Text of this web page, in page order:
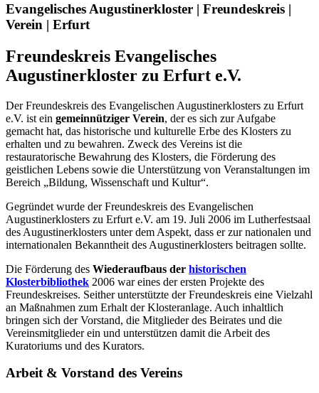
Evangelisches Augustinerkloster | Freundeskreis |
Verein | Erfurt
Freundeskreis Evangelisches
Augustinerkloster zu Erfurt e.V.
Der Freundeskreis des Evangelischen Augustinerklosters zu Erfurt
e.V. ist ein gemeinnütziger Verein, der es sich zur Aufgabe
gemacht hat, das historische und kulturelle Erbe des Klosters zu
erhalten und zu bewahren. Zweck des Vereins ist die
restauratorische Bewahrung des Klosters, die Förderung des
geistlichen Lebens sowie die Unterstützung von Veranstaltungen im
Bereich „Bildung, Wissenschaft und Kultur“.
Gegründet wurde der Freundeskreis des Evangelischen
Augustinerklosters zu Erfurt e.V. am 19. Juli 2006 im Lutherfestsaal
des Augustinerklosters unter dem Aspekt, dass er zur nationalen und
internationalen Bekanntheit des Augustinerklosters beitragen sollte.
Die Förderung des Wiederaufbaus der historischen
Klosterbibliothek 2006 war eines der ersten Projekte des
Freundeskreises. Seither unterstützte der Freundeskreis eine Vielzahl
an Maßnahmen zum Erhalt der Klosteranlage. Auch inhaltlich
bringen sich der Vorstand, die Mitglieder des Beirates und die
Vereinsmitglieder ein und unterstützen damit die Arbeit des
Kuratoriums und des Kurators.
Arbeit & Vorstand des Vereins